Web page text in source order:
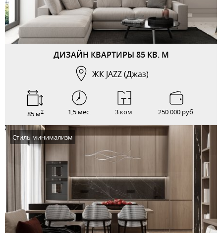
ДИЗАЙН КВАРТИРЫ 85 КВ. М
ЖК JAZZ (Джаз)
85 м2 1,5 мес. 3 ком. 250 000 руб.
Стиль минимализм